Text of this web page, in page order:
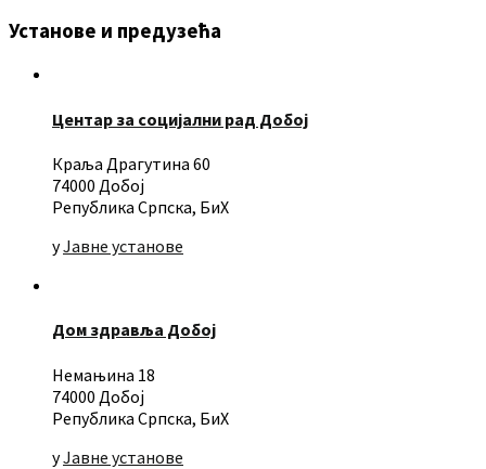
Установе и предузећа
Центар за социјални рад Добој
Краља Драгутина 60
74000 Добој
Република Српска, БиХ
уЈавне установе
Дом здравља Добој
Немањина 18
74000 Добој
Република Српска, БиХ
уЈавне установе